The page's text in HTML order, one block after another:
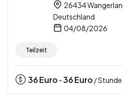
26434
Deutschland
04/08/2026
Teilzeit
36Euro -36Euro / Stunde